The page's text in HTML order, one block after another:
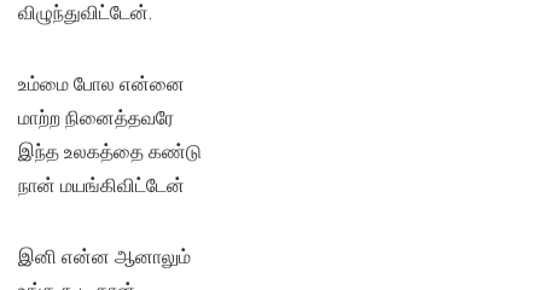
விழுந்துவிட்டேன்.
உம்மை போல என்னை
மாற்ற நினைத்தவரே
இந்த உலகத்தை கண்டு
நான் மயங்கிவிட்டேன்
இனி என்ன ஆனாலும்